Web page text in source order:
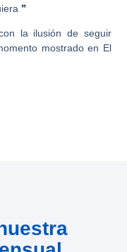
❞
la ilusión de seguir
mostrado en El